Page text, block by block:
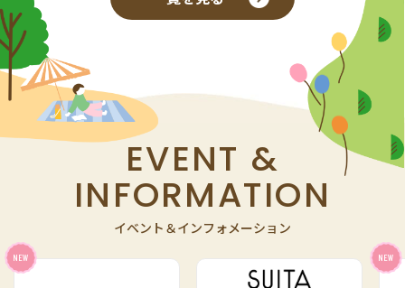
EVENT &
INFORMATION
イベント＆インフォメーション
NEW NEW